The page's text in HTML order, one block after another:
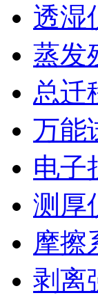
透湿
蒸发
总迁
万能
电子
测厚
摩擦
剥离